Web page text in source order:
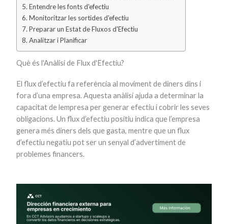
Entendre les fonts d'efectiu
Monitoritzar les sortides d'efectiu
Preparar un Estat de Fluxos d'Efectiu
Analitzar i Planificar
Què és l'Anàlisi de Flux d'Efectiu?
El flux d’efectiu fa referència al moviment de diners dins i
fora d’una empresa. Aquesta anàlisi ajuda a determinar la
capacitat de lempresa per generar efectiu i cobrir les seves
obligacions. Un flux d’efectiu positiu indica que l’empresa
genera més diners dels que gasta, mentre que un flux
d’efectiu negatiu pot ser un senyal d’advertiment de
problemes financers.